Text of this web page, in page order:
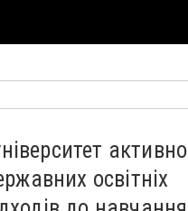
активно
освітніх